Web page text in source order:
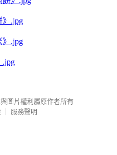
》.jpg
.jpg
圖片權利屬原作者所有
服務聲明